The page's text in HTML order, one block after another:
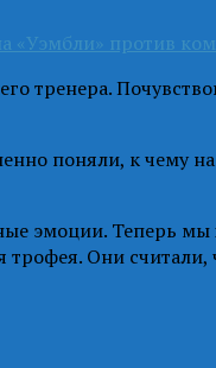
«Уэмбли» против
тренера.
поняли, к чему
эмоции. Теперь
Они